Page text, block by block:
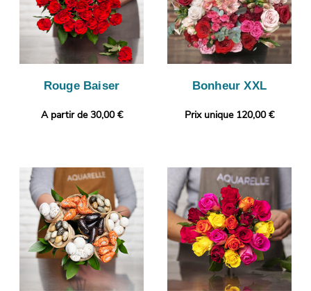
Rouge Baiser
A partir de 30,00 €
Bonheur XXL
Prix unique 120,00 €